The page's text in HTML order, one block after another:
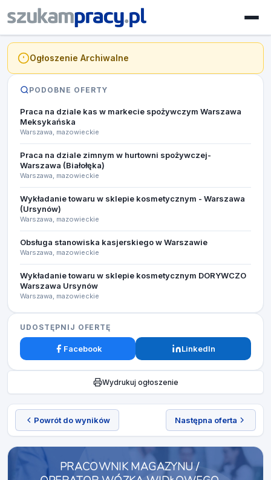
Powrót do wyników Następna oferta
PRACOWNIK MAGAZYNU /
Ogłoszenie Archiwalne
PODOBNE OFERTY
Praca na dziale kas w markecie spożywczym Warszawa
Meksykańska
Warszawa, mazowieckie
Praca na dziale zimnym w hurtowni spożywczej-
Warszawa (Białołęka)
Warszawa, mazowieckie
Wykładanie towaru w sklepie kosmetycznym - Warszawa
(Ursynów)
Warszawa, mazowieckie
Obsługa stanowiska kasjerskiego w Warszawie
Warszawa, mazowieckie
Wykładanie towaru w sklepie kosmetycznym DORYWCZO
Warszawa Ursynów
Warszawa, mazowieckie
UDOSTĘPNIJ OFERTĘ
Facebook LinkedIn
Wydrukuj ogłoszenie